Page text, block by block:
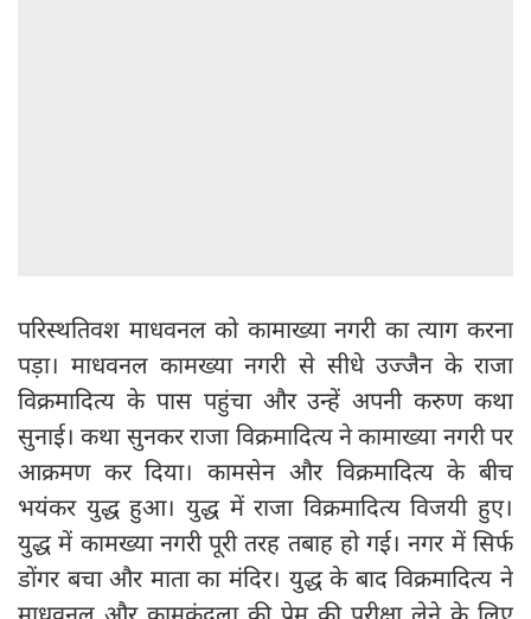
परिस्थतिवश माधवनल को कामाख्या नगरी का त्याग करना
पड़ा। माधवनल कामख्या नगरी से सीधे उज्जैन के राजा
विक्रमादित्य के पास पहुंचा और उन्हें अपनी करुण कथा
सुनाई। कथा सुनकर राजा विक्रमादित्य ने कामाख्या नगरी पर
आक्रमण कर दिया। कामसेन और विक्रमादित्य के बीच
भयंकर युद्ध हुआ। युद्ध में राजा विक्रमादित्य विजयी हुए।
युद्ध में कामख्या नगरी पूरी तरह तबाह हो गई। नगर में सिर्फ
डोंगर बचा और माता का मंदिर। युद्ध के बाद विक्रमादित्य ने